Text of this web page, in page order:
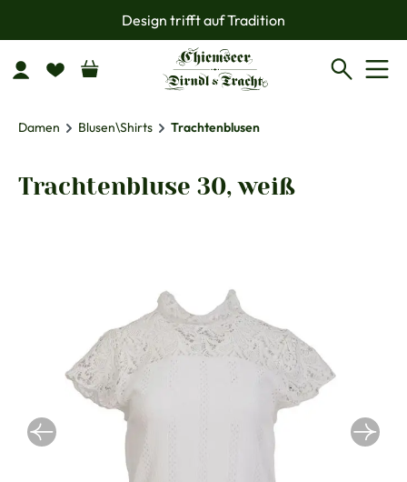
Zum Hauptinhalt springenDesign trifft auf Tradition
Damen Blusen\Shirts Trachtenblusen
Trachtenbluse 30, weiß